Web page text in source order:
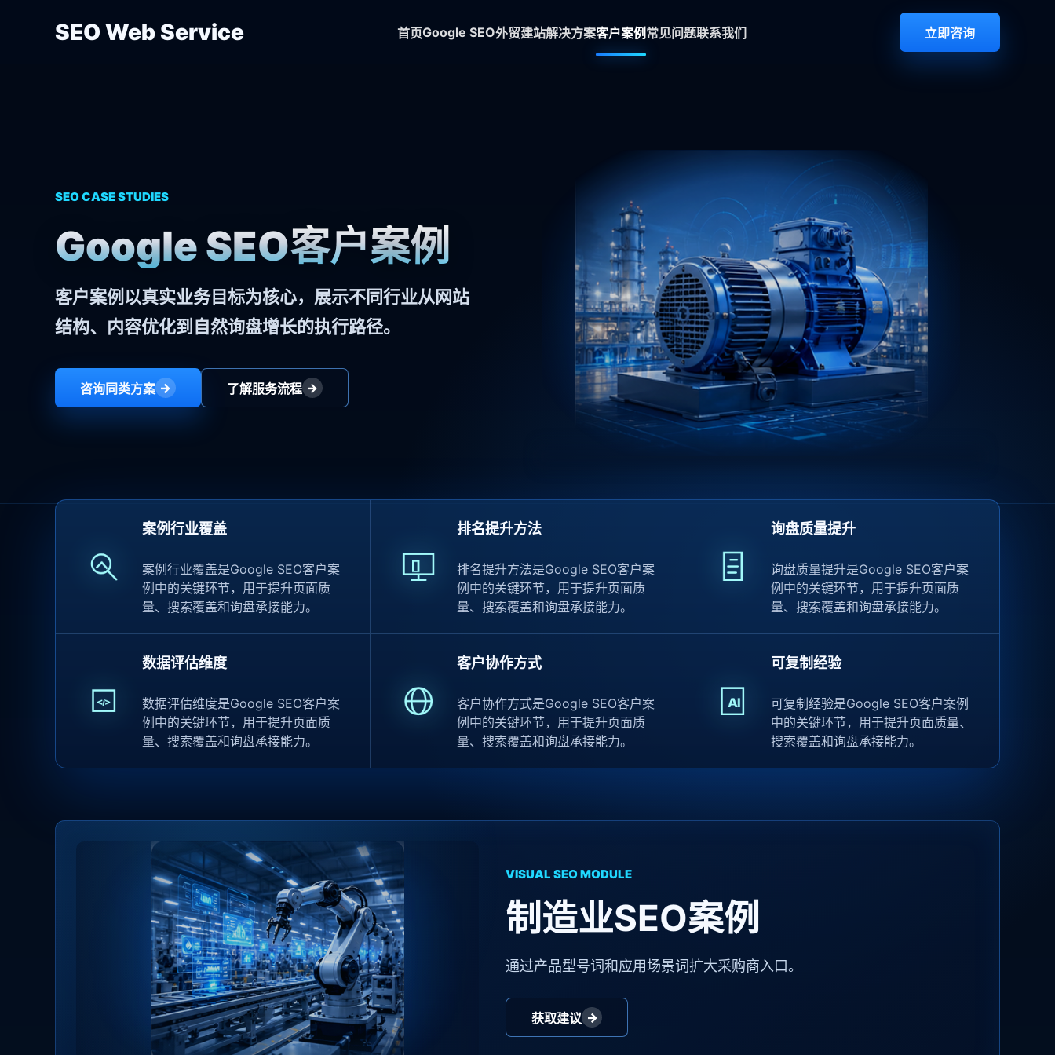
SEO Web Service 首页Google SEO外贸建站解决方案客户案例 常见问题联系我们 立即咨询
SEO CASE STUDIES
Google SEO客户案例
客户案例以真实业务目标为核心，展示不同行业从网站
结构、内容优化到自然询盘增长的执行路径。
咨询同类方案 → 了解服务流程 →
案例行业覆盖
案例行业覆盖是Google SEO客户案
例中的关键环节，用于提升页面质
量、搜索覆盖和询盘承接能力。
排名提升方法
排名提升方法是Google SEO客户案
例中的关键环节，用于提升页面质
量、搜索覆盖和询盘承接能力。
询盘质量提升
询盘质量提升是Google SEO客户案
例中的关键环节，用于提升页面质
量、搜索覆盖和询盘承接能力。
数据评估维度
数据评估维度是Google SEO客户案
例中的关键环节，用于提升页面质
量、搜索覆盖和询盘承接能力。
客户协作方式
客户协作方式是Google SEO客户案
例中的关键环节，用于提升页面质
量、搜索覆盖和询盘承接能力。
可复制经验
可复制经验是Google SEO客户案例
中的关键环节，用于提升页面质量、
搜索覆盖和询盘承接能力。
VISUAL SEO MODULE
制造业SEO案例
通过产品型号词和应用场景词扩大采购商入口。
获取建议 →